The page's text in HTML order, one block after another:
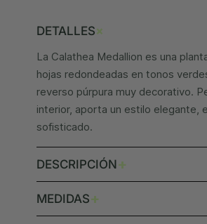
DETALLES+
La Calathea Medallion es una
hojas redondeadas en tonos
reverso púrpura muy decorativo.
interior, aporta un estilo elegante,
sofisticado.
DESCRIPCIÓN +
MEDIDAS+